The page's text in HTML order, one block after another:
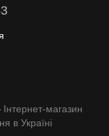
Інтернет-магазин
в Україні